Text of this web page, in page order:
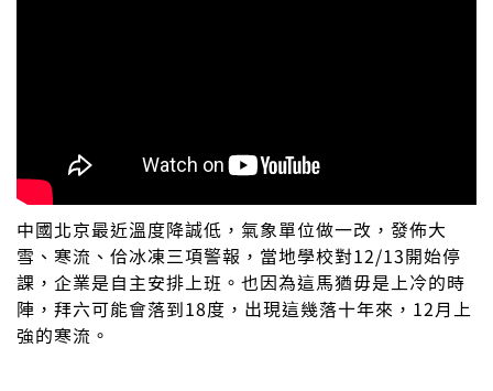
中國北京最近溫度降誠低，氣象單位做一改，發佈大
雪、寒流、佮冰凍三項警報，當地學校對12/13開始停
課，企業是自主安排上班。也因為這馬猶毋是上冷的時
陣，拜六可能會落到18度，出現這幾落十年來，12月上
強的寒流。